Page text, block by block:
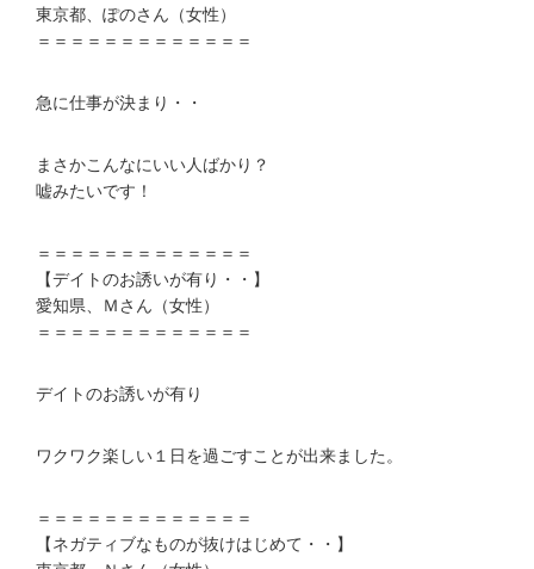
東京都、ぽのさん（女性）
＝＝＝＝＝＝＝＝＝＝＝＝＝
急に仕事が決まり・・
まさかこんなにいい人ばかり？
嘘みたいです！
＝＝＝＝＝＝＝＝＝＝＝＝＝
【デイトのお誘いが有り・・】
愛知県、Ｍさん（女性）
＝＝＝＝＝＝＝＝＝＝＝＝＝
デイトのお誘いが有り
ワクワク楽しい１日を過ごすことが出来ました。
＝＝＝＝＝＝＝＝＝＝＝＝＝
【ネガティブなものが抜けはじめて・・】